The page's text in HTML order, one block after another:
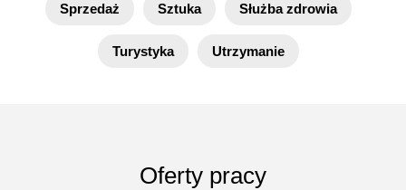
Sprzedaż Sztuka Służba zdrowia
Turystyka Utrzymanie
Oferty pracy